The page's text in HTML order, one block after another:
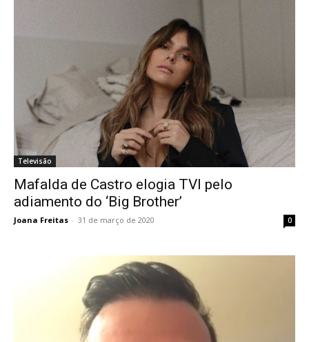
Televisão
Mafalda de Castro elogia TVI pelo
adiamento do ‘Big Brother’
Joana Freitas - 31 de março de 2020 0